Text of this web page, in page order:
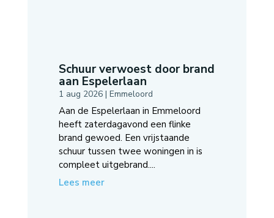
Schuur verwoest door brand
aan Espelerlaan
1 aug 2026| Emmeloord
Aan de Espelerlaan in Emmeloord
heeft zaterdagavond een flinke
brand gewoed. Een vrijstaande
schuur tussen twee woningen in is
compleet uitgebrand....
Lees meer